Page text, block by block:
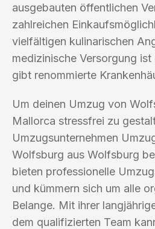
ausgebauten öffentlichen
zahlreichen
vielfältigen kulinarischen
medizinische Versorgung
gibt renommierte
Um deinen Umzug von
Mallorca stressfrei zu
Umzugsunternehmen
Wolfsburg aus Wolfsburg
bieten professionelle
und kümmern sich um alle
Belange. Mit ihrer
dem qualifizierten Team